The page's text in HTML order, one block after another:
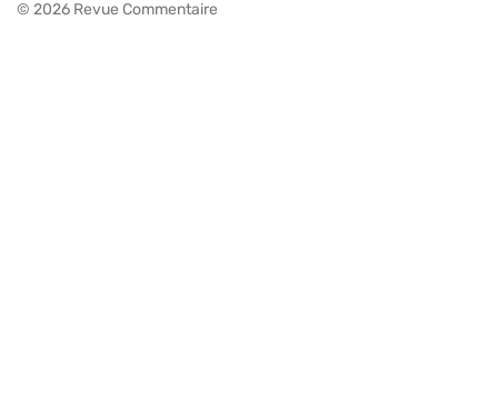
© 2026 Revue Commentaire